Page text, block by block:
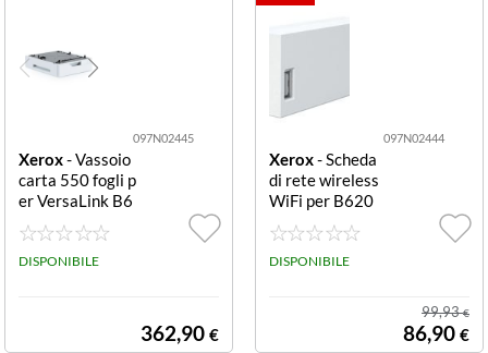
097N02445
Xerox- Vassoio
carta 550 fogli p
er VersaLink B6
25 550 Sheet Tr
ay
DISPONIBILE
362,90 €
097N02444
Xerox- Scheda
di rete wireless
WiFi per B620
Wireless Netwo
rk Adapter B62
0
DISPONIBILE
99,93€
86,90 €